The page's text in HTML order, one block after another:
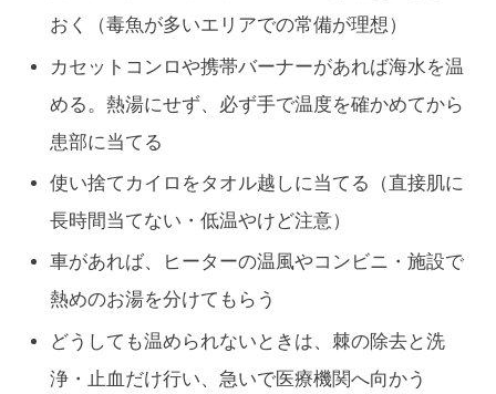
おく（毒魚が多いエリアでの常備が理想）
カセットコンロや携帯バーナーがあれば海水を温
める。熱湯にせず、必ず手で温度を確かめてから
患部に当てる
使い捨てカイロをタオル越しに当てる（直接肌に
長時間当てない・低温やけど注意）
車があれば、ヒーターの温風やコンビニ・施設で
熱めのお湯を分けてもらう
どうしても温められないときは、棘の除去と洗
浄・止血だけ行い、急いで医療機関へ向かう